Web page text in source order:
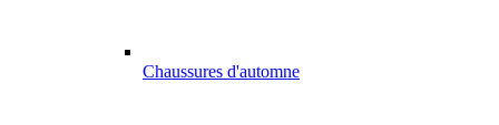
Chaussures d'automne